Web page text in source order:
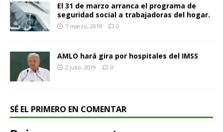
El 31 de marzo arranca el programa de
seguridad social a trabajadoras del hogar.
7 marzo, 2019 0
AMLO hará gira por hospitales del IMSS
2 julio, 2019 0
SÉ EL PRIMERO EN COMENTAR